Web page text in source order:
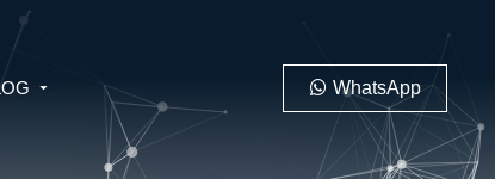
PENAL
WhatsApp